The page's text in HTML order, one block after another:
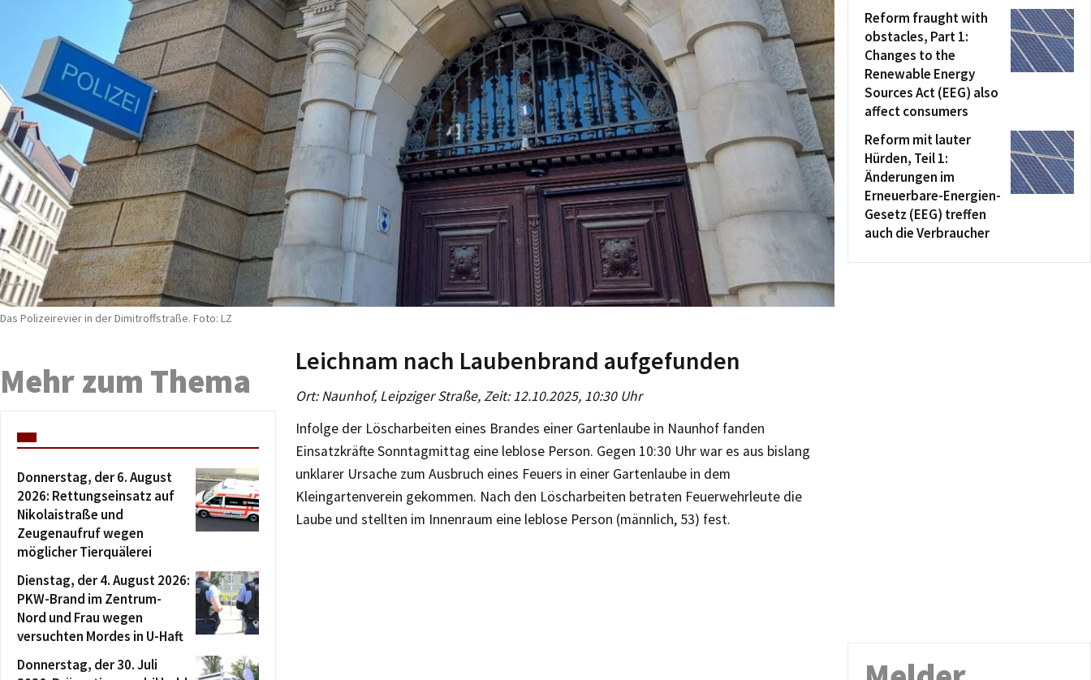
Das Polizeirevier in der Dimitroffstraße. Foto: LZ
Leichnam nach Laubenbrand aufgefunden
Ort: Naunhof, Leipziger Straße, Zeit: 12.10.2025, 10:30 Uhr
Infolge der Löscharbeiten eines Brandes einer Gartenlaube in Naunhof fanden
Einsatzkräfte Sonntagmittag eine leblose Person. Gegen 10:30 Uhr war es aus bislang
unklarer Ursache zum Ausbruch eines Feuers in einer Gartenlaube in dem
Kleingartenverein gekommen. Nach den Löscharbeiten betraten Feuerwehrleute die
Laube und stellten im Innenraum eine leblose Person (männlich, 53) fest.
Mehr zum Thema
Donnerstag, der 6. August
2026: Rettungseinsatz auf
Nikolaistraße und
Zeugenaufruf wegen
möglicher Tierquälerei
Dienstag, der 4. August 2026:
PKW-Brand im Zentrum-
Nord und Frau wegen
versuchten Mordes in U-Haft
Donnerstag, der 30. Juli
Reform fraught with
obstacles, Part 1:
Changes to the
Renewable Energy
Sources Act (EEG) also
affect consumers
Reform mit lauter
Hürden, Teil 1:
Änderungen im
Erneuerbare-Energien-
Gesetz (EEG) treffen
auch die Verbraucher